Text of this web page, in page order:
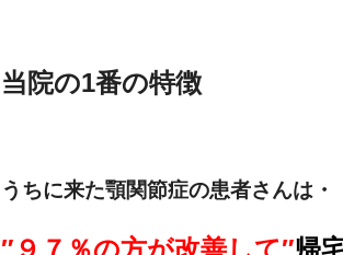
当院の1番の特徴
うちに来た顎関節症の患者さんは・
″９７％の方が改善して″帰